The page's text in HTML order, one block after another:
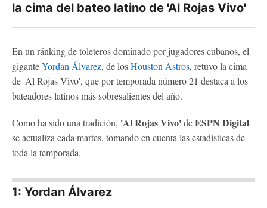
la cima del bateo latino de 'Al Rojas Vivo'
En un ránking de toleteros dominado por jugadores cubanos, el
giganteYordan Álvarez, de losHouston Astros, retuvo la cima
de 'Al Rojas Vivo', que por temporada número 21 destaca a los
bateadores latinos más sobresalientes del año.
Como ha sido una tradición, 'Al Rojas Vivo'deESPN Digital
se actualiza cada martes, tomando en cuenta las estadísticas de
toda la temporada.
1: Yordan Álvarez